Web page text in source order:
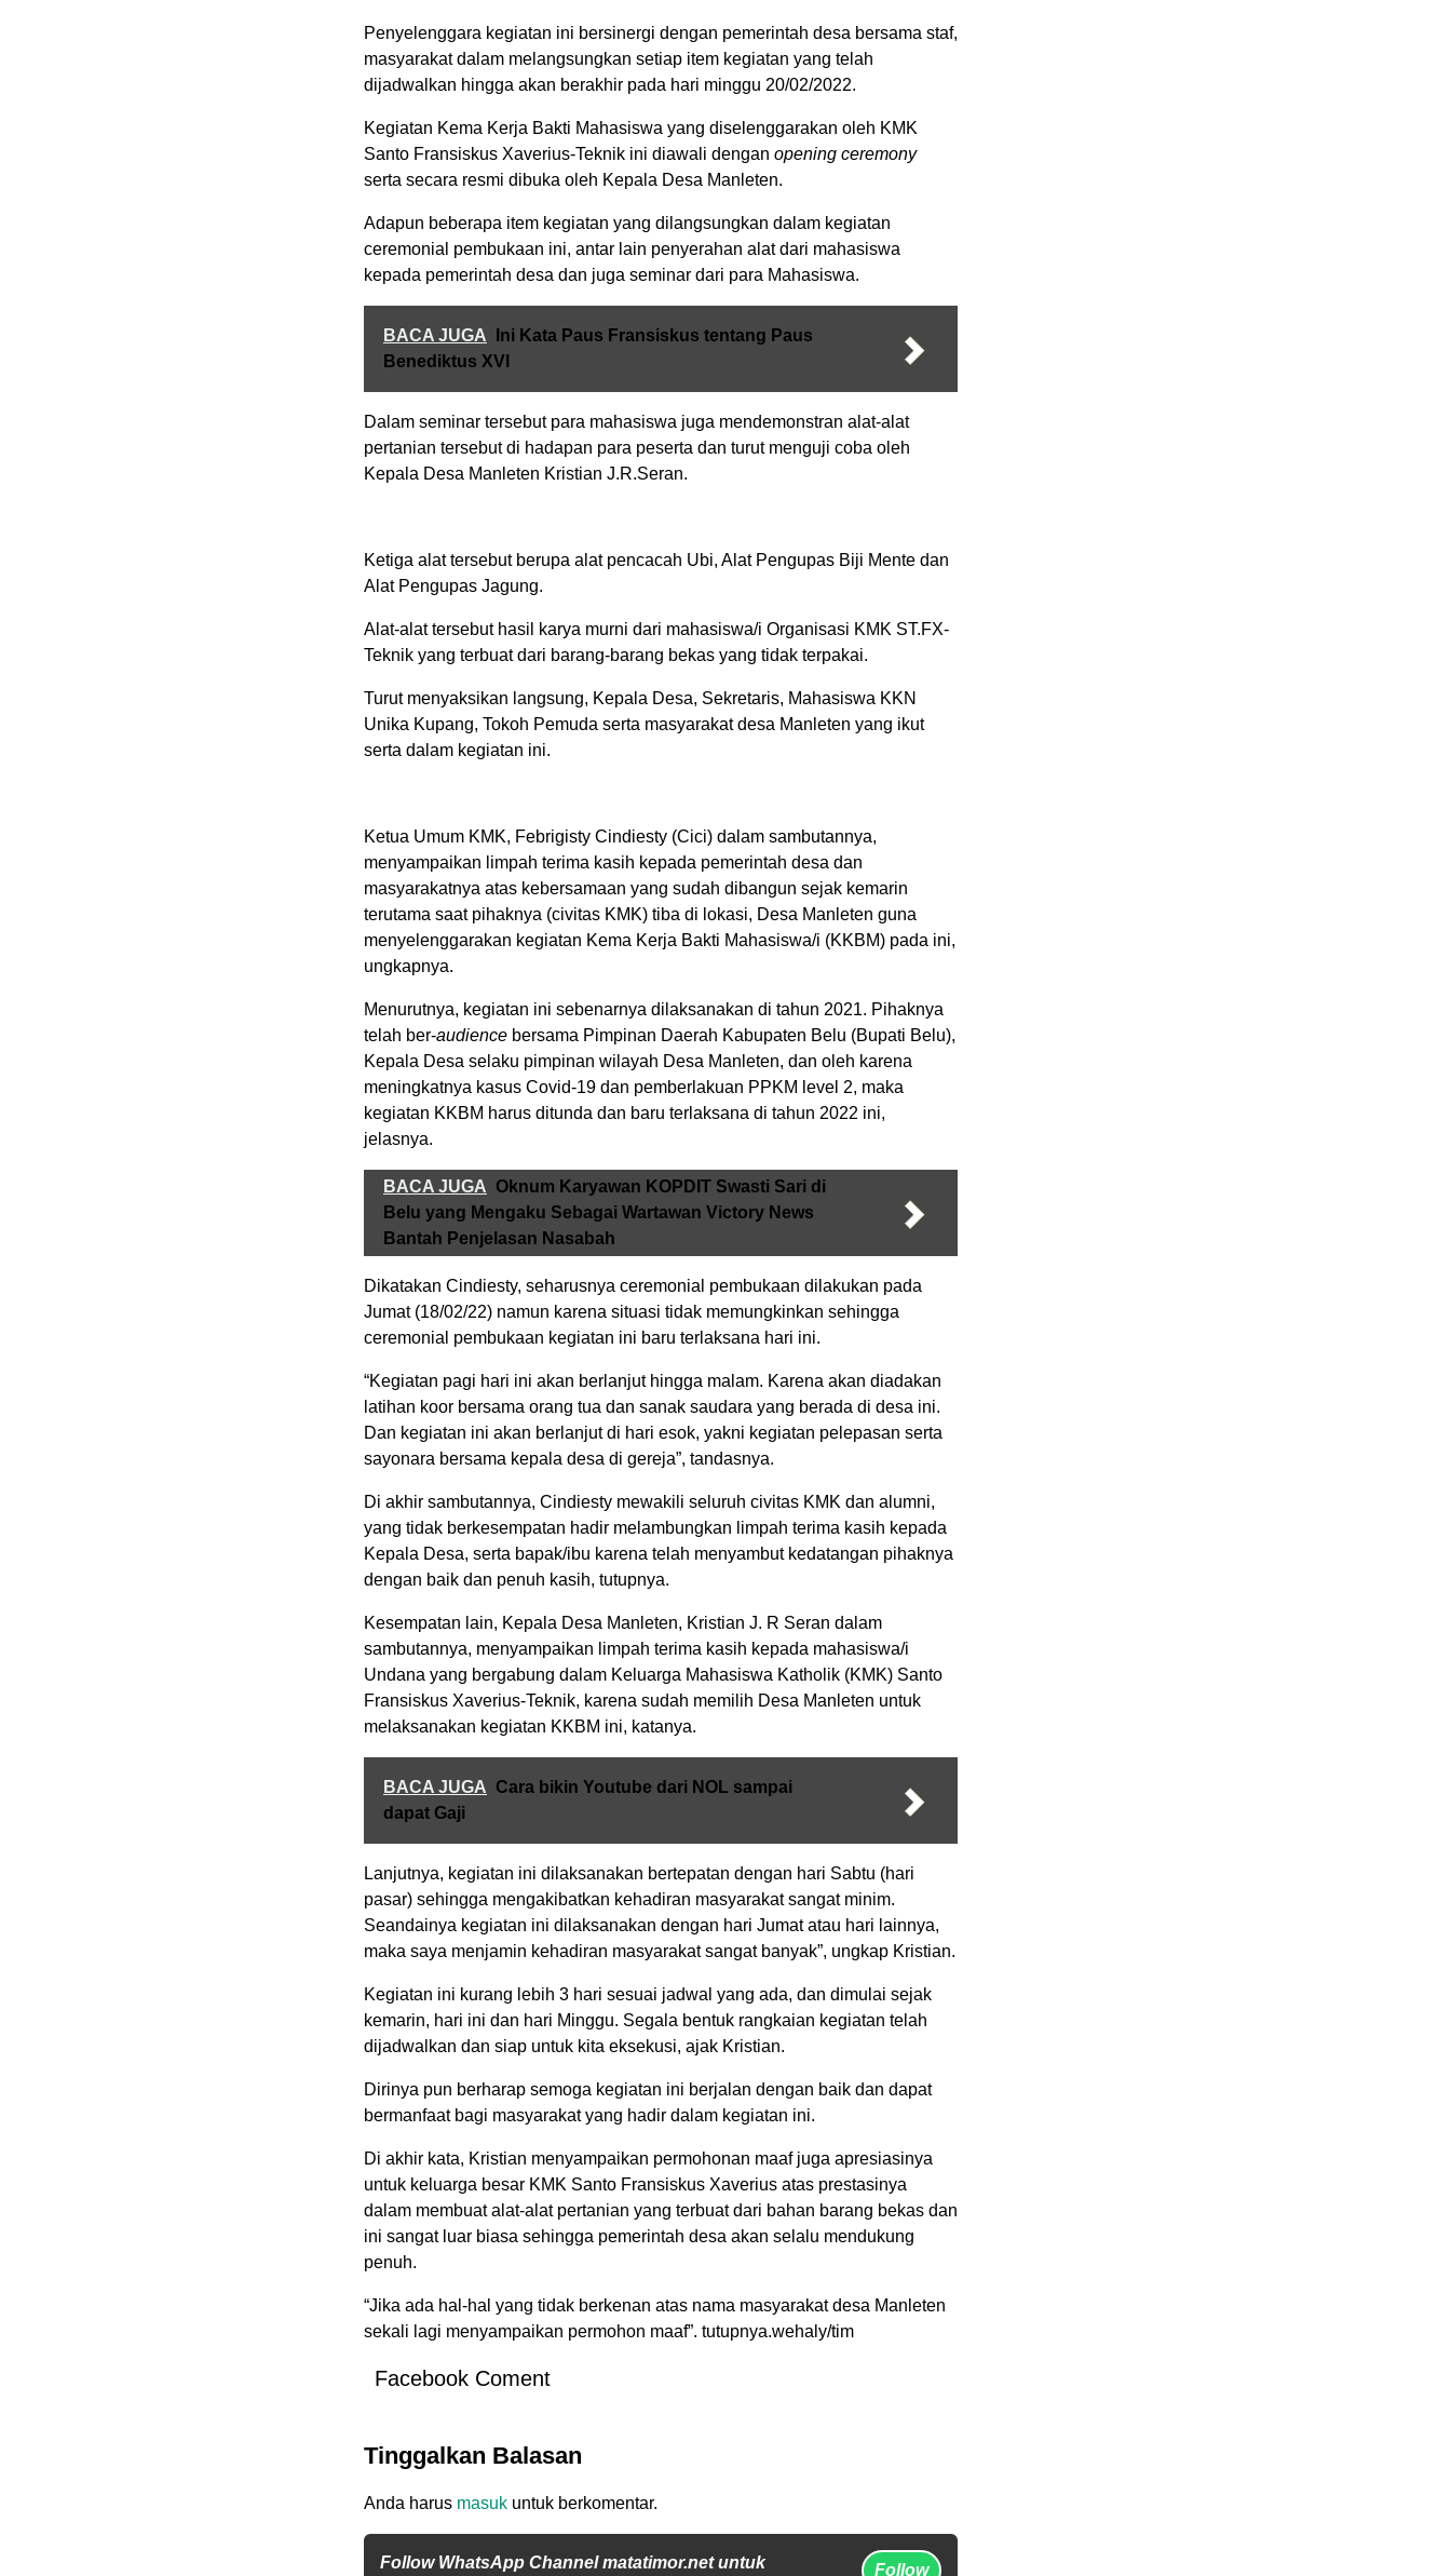
Penyelenggara kegiatan ini bersinergi dengan pemerintah desa bersama staf,
masyarakat dalam melangsungkan setiap item kegiatan yang telah
dijadwalkan hingga akan berakhir pada hari minggu 20/02/2022.
Kegiatan Kema Kerja Bakti Mahasiswa yang diselenggarakan oleh KMK
Santo Fransiskus Xaverius-Teknik ini diawali dengan opening ceremony
serta secara resmi dibuka oleh Kepala Desa Manleten.
Adapun beberapa item kegiatan yang dilangsungkan dalam kegiatan
ceremonial pembukaan ini, antar lain penyerahan alat dari mahasiswa
kepada pemerintah desa dan juga seminar dari para Mahasiswa.
BACA JUGA
Ini Kata Paus Fransiskus tentang Paus
Benediktus XVI
Dalam seminar tersebut para mahasiswa juga mendemonstran alat-alat
pertanian tersebut di hadapan para peserta dan turut menguji coba oleh
Kepala Desa Manleten Kristian J.R.Seran.
Ketiga alat tersebut berupa alat pencacah Ubi, Alat Pengupas Biji Mente dan
Alat Pengupas Jagung.
Alat-alat tersebut hasil karya murni dari mahasiswa/i Organisasi KMK ST.FX-
Teknik yang terbuat dari barang-barang bekas yang tidak terpakai.
Turut menyaksikan langsung, Kepala Desa, Sekretaris, Mahasiswa KKN
Unika Kupang, Tokoh Pemuda serta masyarakat desa Manleten yang ikut
serta dalam kegiatan ini.
Ketua Umum KMK, Febrigisty Cindiesty (Cici) dalam sambutannya,
menyampaikan limpah terima kasih kepada pemerintah desa dan
masyarakatnya atas kebersamaan yang sudah dibangun sejak kemarin
terutama saat pihaknya (civitas KMK) tiba di lokasi, Desa Manleten guna
menyelenggarakan kegiatan Kema Kerja Bakti Mahasiswa/i (KKBM) pada ini,
ungkapnya.
Menurutnya, kegiatan ini sebenarnya dilaksanakan di tahun 2021. Pihaknya
telah ber-audience bersama Pimpinan Daerah Kabupaten Belu (Bupati Belu),
Kepala Desa selaku pimpinan wilayah Desa Manleten, dan oleh karena
meningkatnya kasus Covid-19 dan pemberlakuan PPKM level 2, maka
kegiatan KKBM harus ditunda dan baru terlaksana di tahun 2022 ini,
jelasnya.
BACA JUGA Oknum Karyawan KOPDIT Swasti Sari di
Belu yang Mengaku Sebagai Wartawan Victory News
Bantah Penjelasan Nasabah
Dikatakan Cindiesty, seharusnya ceremonial pembukaan dilakukan pada
Jumat (18/02/22) namun karena situasi tidak memungkinkan sehingga
ceremonial pembukaan kegiatan ini baru terlaksana hari ini.
“Kegiatan pagi hari ini akan berlanjut hingga malam. Karena akan diadakan
latihan koor bersama orang tua dan sanak saudara yang berada di desa ini.
Dan kegiatan ini akan berlanjut di hari esok, yakni kegiatan pelepasan serta
sayonara bersama kepala desa di gereja”, tandasnya.
Di akhir sambutannya, Cindiesty mewakili seluruh civitas KMK dan alumni,
yang tidak berkesempatan hadir melambungkan limpah terima kasih kepada
Kepala Desa, serta bapak/ibu karena telah menyambut kedatangan pihaknya
dengan baik dan penuh kasih, tutupnya.
Kesempatan lain, Kepala Desa Manleten, Kristian J. R Seran dalam
sambutannya, menyampaikan limpah terima kasih kepada mahasiswa/i
Undana yang bergabung dalam Keluarga Mahasiswa Katholik (KMK) Santo
Fransiskus Xaverius-Teknik, karena sudah memilih Desa Manleten untuk
melaksanakan kegiatan KKBM ini, katanya.
BACA JUGA Cara bikin Youtube dari NOL sampai
dapat Gaji
Lanjutnya, kegiatan ini dilaksanakan bertepatan dengan hari Sabtu (hari
pasar) sehingga mengakibatkan kehadiran masyarakat sangat minim.
Seandainya kegiatan ini dilaksanakan dengan hari Jumat atau hari lainnya,
maka saya menjamin kehadiran masyarakat sangat banyak”, ungkap Kristian.
Kegiatan ini kurang lebih 3 hari sesuai jadwal yang ada, dan dimulai sejak
kemarin, hari ini dan hari Minggu. Segala bentuk rangkaian kegiatan telah
dijadwalkan dan siap untuk kita eksekusi, ajak Kristian.
Dirinya pun berharap semoga kegiatan ini berjalan dengan baik dan dapat
bermanfaat bagi masyarakat yang hadir dalam kegiatan ini.
Di akhir kata, Kristian menyampaikan permohonan maaf juga apresiasinya
untuk keluarga besar KMK Santo Fransiskus Xaverius atas prestasinya
dalam membuat alat-alat pertanian yang terbuat dari bahan barang bekas dan
ini sangat luar biasa sehingga pemerintah desa akan selalu mendukung
penuh.
“Jika ada hal-hal yang tidak berkenan atas nama masyarakat desa Manleten
sekali lagi menyampaikan permohon maaf”. tutupnya.wehaly/tim
Facebook Coment
Tinggalkan Balasan
Anda harus masuk untuk berkomentar.
Follow WhatsApp Channel matatimor.net untuk Follow